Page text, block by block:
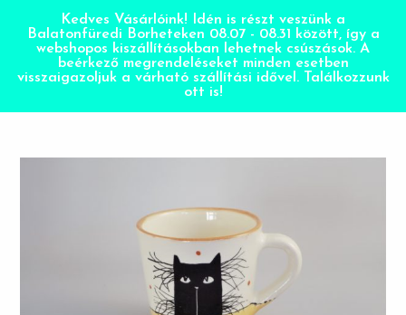
Kedves Vásárlóink! Idén is részt veszünk a
Balatonfüredi Borheteken 08.07 - 08.31 között, így a
webshopos kiszállításokban lehetnek csúszások. A
beérkező megrendeléseket minden esetben
visszaigazoljuk a várható szállítási idővel. Találkozzunk
ott is!